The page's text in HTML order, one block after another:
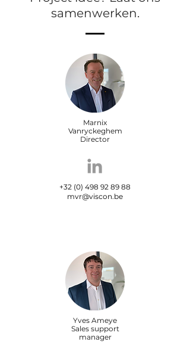
samenwerken.
Marnix
Vanryckeghem
Director
+32 (0) 498 92 89 88
mvr@viscon.be
Yves Ameye
Sales support
manager